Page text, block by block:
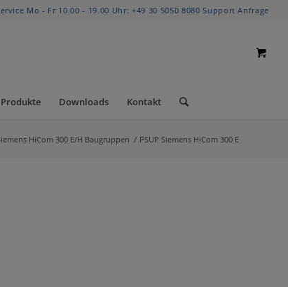
Mo - Fr 10.00 - 19.00 Uhr: +49 30 5050 8080 Support Anfrage
Produkte Downloads Kontakt
HiCom 300 E/H Baugruppen / PSUP Siemens HiCom 300 E